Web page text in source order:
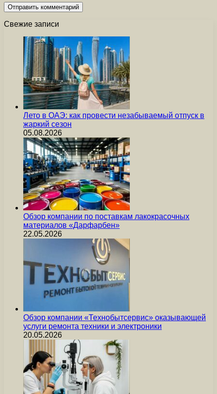
Свежие записи
Лето в ОАЭ: как провести незабываемый отпуск в
жаркий сезон
05.08.2026
Обзор компании по поставкам лакокрасочных
материалов «Дарфарбен»
22.05.2026
Обзор компании «Технобытсервис» оказывающей
услуги ремонта техники и электроники
20.05.2026